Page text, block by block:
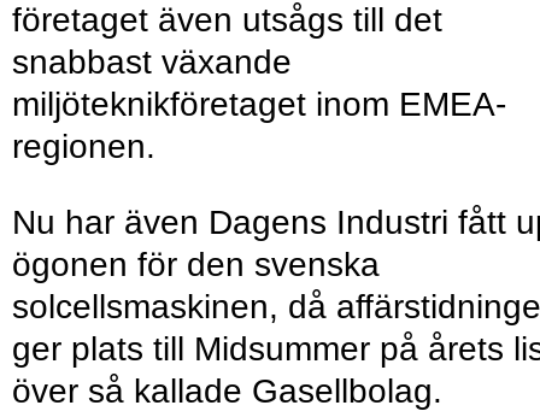
företaget även utsågs till det
snabbast växande
miljöteknikföretaget inom EMEA-
regionen.
Nu har även Dagens Industri fått
ögonen för den svenska
solcellsmaskinen, då
ger plats till Midsummer på årets
över så kallade Gasellbolag.